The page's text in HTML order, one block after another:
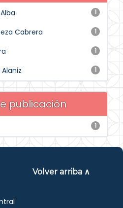
1
1
Cabrera
1
1
publicación
1
Volver arriba ∧